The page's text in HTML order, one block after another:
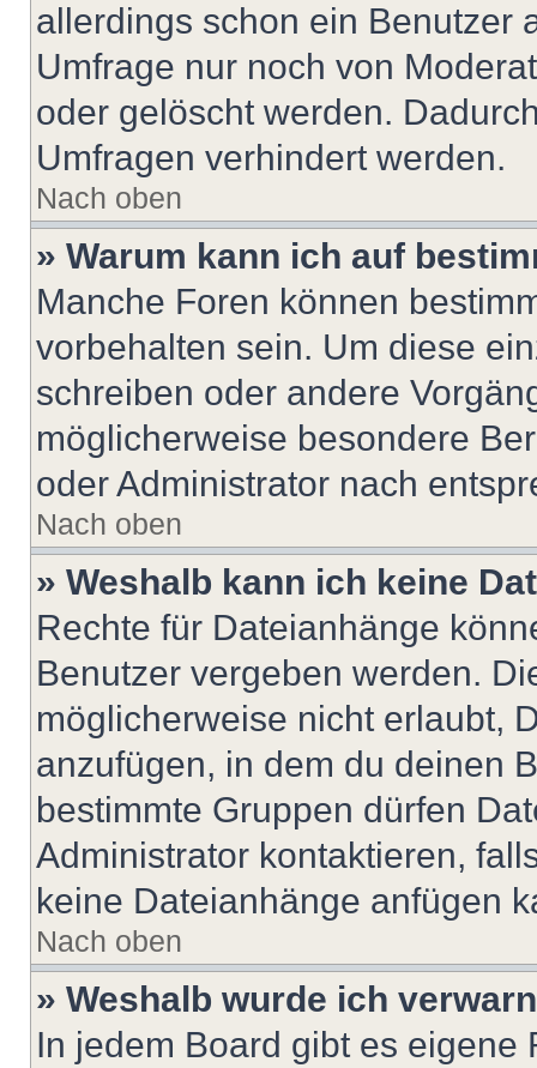
allerdings schon ein Benutzer
Umfrage nur noch von
oder gelöscht werden.
Umfragen verhindert werden.
Nach oben
» Warum kann ich auf
Manche Foren können
vorbehalten sein. Um diese
schreiben oder andere
möglicherweise besondere
oder Administrator nach
Nach oben
» Weshalb kann ich keine
Rechte für Dateianhänge
Benutzer vergeben werden.
möglicherweise nicht erlaubt,
anzufügen, in dem du deinen
bestimmte Gruppen dürfen
Administrator kontaktieren,
keine Dateianhänge anfügen
Nach oben
» Weshalb wurde ich
In jedem Board gibt es